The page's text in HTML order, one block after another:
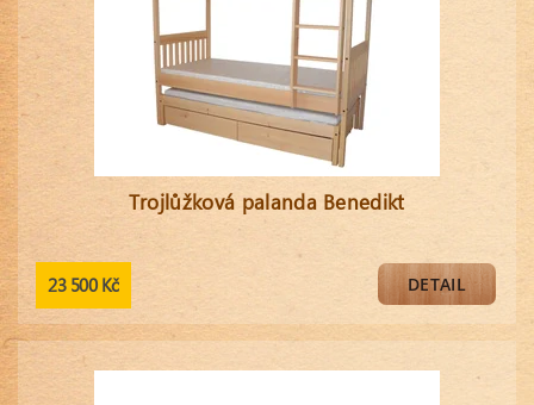
Trojlůžková palanda Benedikt
23 500 Kč DETAIL